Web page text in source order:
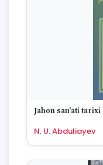
Jahon san'ati tarixi
N. U. Abduliayev